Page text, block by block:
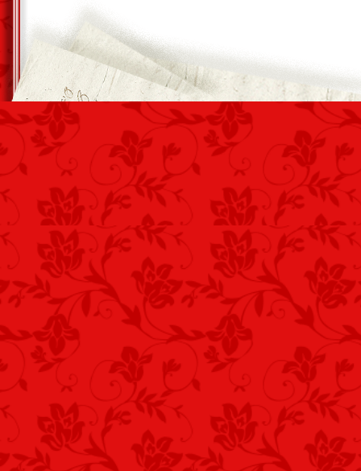
Most szólt nekünk Tímár őrmester,
Hajnal négykor megyünk, frontmester
Társaságában oroszokhoz, „nyelvet”
Magyarok Istene segítsen visszajönni.
Vajon holnap reggel, mire felvirrad a
Visszajöttünk, vagy imát mormol
És a százados küldi-e haza a kis
Az oroszok lelőttek, mint ellenséges
Keserv járja át teljesen a szívemet,
Úgy utálom már ezt a rothadt
Gyűlölőm én nagyon az orosz
Istenem engedd még élni a szívemet…
Vecsés, 2012. április 29. – Kustra
hőseink emlékére!